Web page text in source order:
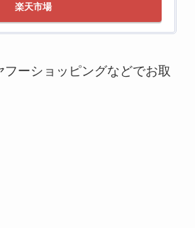
楽天市場
フーショッピングなどでお取